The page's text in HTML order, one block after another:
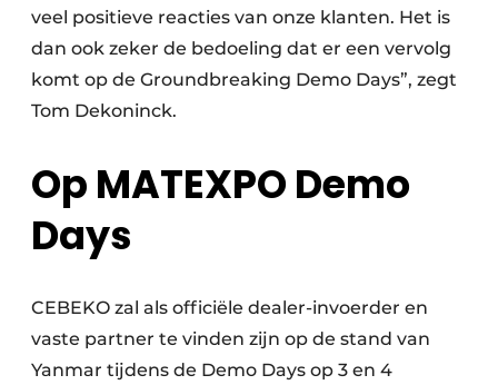
veel positieve reacties van onze klanten. Het is
dan ook zeker de bedoeling dat er een vervolg
komt op de Groundbreaking Demo Days”, zegt
Tom Dekoninck.
Op MATEXPO Demo
Days
CEBEKO zal als officiële dealer-invoerder en
vaste partner te vinden zijn op de stand van
Yanmar tijdens de Demo Days op 3 en 4